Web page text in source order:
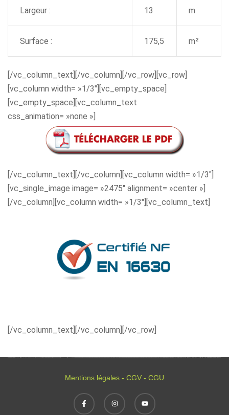
Largeur : 13 m
Surface : 175,5 m²
[/vc_column_text][/vc_column][/vc_row][vc_row]
[vc_column width= »1/3″][vc_empty_space]
[vc_empty_space][vc_column_text
css_animation= »none »]
[/vc_column_text][/vc_column][vc_column width= »1/3″]
[vc_single_image image= »2475″ alignment= »center »]
[/vc_column][vc_column width= »1/3″][vc_column_text]
[/vc_column_text][/vc_column][/vc_row]
Mentions légales - CGV - CGU